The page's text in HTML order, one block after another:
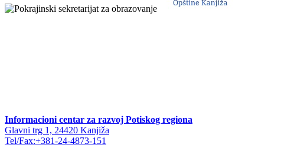
Informacioni centar za razvoj Potiskog regiona
Glavni trg 1, 24420 Kanjiža
Tel/Fax:+381-24-4873-151